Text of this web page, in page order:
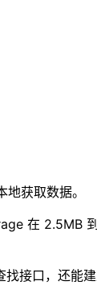
获取数据。
在 2.5MB
接口，还能